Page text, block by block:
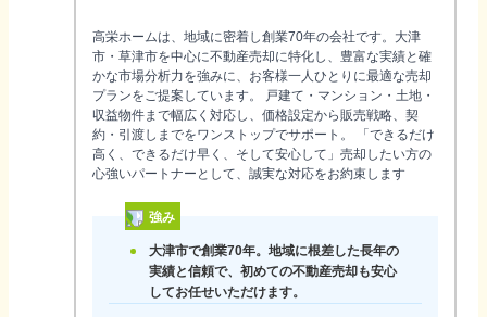
高栄ホームは、地域に密着し創業70年の会社です。大津
市・草津市を中心に不動産売却に特化し、豊富な実績と確
かな市場分析力を強みに、お客様一人ひとりに最適な売却
プランをご提案しています。 戸建て・マンション・土地・
収益物件まで幅広く対応し、価格設定から販売戦略、契
約・引渡しまでをワンストップでサポート。 「できるだけ
高く、できるだけ早く、そして安心して」売却したい方の
心強いパートナーとして、誠実な対応をお約束します
強み
大津市で創業70年。地域に根差した長年の
実績と信頼で、初めての不動産売却も安心
してお任せいただけます。